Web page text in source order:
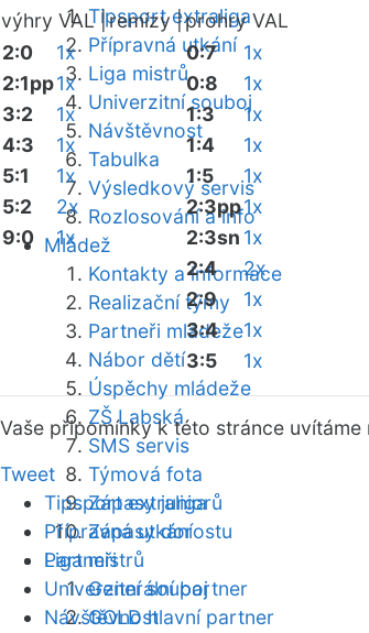
Tipsport extraliga
Přípravná utkání
Liga mistrů
Univerzitní souboj
Návštěvnost
Tabulka
Výsledkový servis
Rozlosování a info
Mládež
Kontakty a informace
Realizační týmy
Partneři mládeže
Nábor dětí
Úspěchy mládeže
ZŠ Labská
SMS servis
Týmová fota
Zápasy juniorů
Zápasy dorostu
Partneři
Generální partner
GOLD hlavní partner
výhry VAL |remízy |prohry VAL
2:0
1x
2:1pp1x
3:2
1x
4:3
1x
5:1
1x
5:2
2x
9:0
1x
0:7
1x
0:8
1x
1:3
1x
1:4
1x
1:5
1x
2:3pp1x
2:3sn 1x
2:4
2x
2:9
1x
3:4
1x
3:5
1x
Vaše připomínky k této stránce uvítáme
Tweet
Tipsport extraliga
Přípravná utkání
Liga mistrů
Univerzitní souboj
Návštěvnost